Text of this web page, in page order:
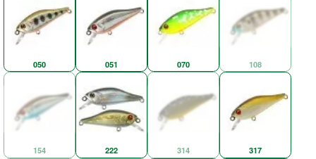
050 051 070 108
154 222 314 317